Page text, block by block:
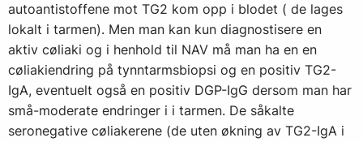
autoantistoffene mot TG2 kom opp i blodet ( de lages
lokalt i tarmen). Men man kan kun diagnostisere en
aktiv cøliaki og i henhold til NAV må man ha en en
cøliakiendring på tynntarmsbiopsi og en positiv TG2-
IgA, eventuelt også en positiv DGP-IgG dersom man har
små-moderate endringer i i tarmen. De såkalte
seronegative cøliakerene (de uten økning av TG2-IgA i